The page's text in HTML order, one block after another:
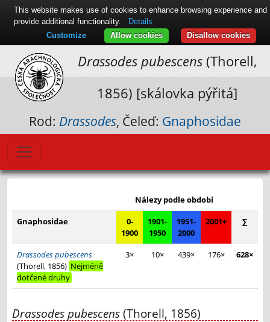
Drassodes pubescens(Thorell,
1856) [skálovka pýřitá]
Rod: Drassodes, Čeleď: Gnaphosidae
−
Leaflet|© Seznam.cz a.s. a další
Nálezy podle období
Gnaphosidae
0-
1900
1901-
1950
1951-
2000
2001+ ∑
Drassodes pubescens
(Thorell, 1856) Nejméně
dotčené druhy
3× 10× 439× 176× 628×
Drassodes pubescens(Thorell, 1856)
This website makes use of cookies to enhance browsing experience and
provide additional functionality.
Details
Disallow cookies
Allow cookies
Customize